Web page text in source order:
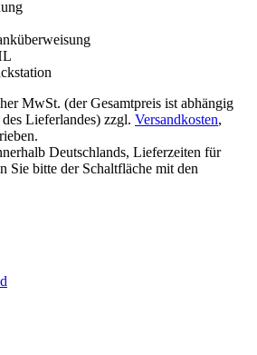
MwSt. (der Gesamtpreis ist abhängig
Lieferlandes) zzgl. Versandkosten,
Deutschlands, Lieferzeiten für
Sie bitte der Schaltfläche mit den